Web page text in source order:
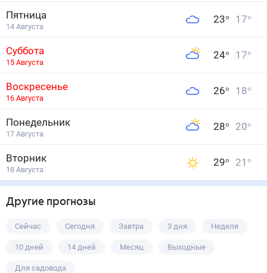
Пятница
14 Августа
23° 17°
Суббота
15 Августа
24° 17°
Воскресенье
16 Августа
26° 18°
Понедельник
17 Августа
28° 20°
Вторник
18 Августа
29° 21 °
Другие прогнозы
Сейчас Сегодня Завтра 3 дня Неделя
10 дней 14 дней Месяц Выходные
Для садовода